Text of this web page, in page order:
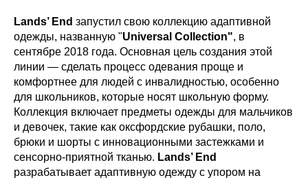
Lands’ End запустил свою коллекцию адаптивной
одежды, названную "Universal Collection", в
сентябре 2018 года. Основная цель создания этой
линии — сделать процесс одевания проще и
комфортнее для людей с инвалидностью, особенно
для школьников, которые носят школьную форму.
Коллекция включает предметы одежды для мальчиков
и девочек, такие как оксфордские рубашки, поло,
брюки и шорты с инновационными застежками и
сенсорно-приятной тканью. ​Lands’ End
разрабатывает адаптивную одежду с упором на